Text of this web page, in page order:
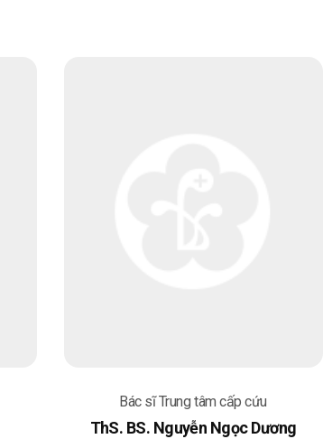
Bác sĩ Trung tâm cấp cứu
ThS. BS. Nguyễn Ngọc Dương